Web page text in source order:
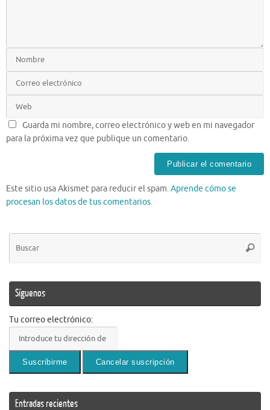
Guarda mi nombre, correo electrónico y web en mi navegador
para la próxima vez que publique un comentario.
Este sitio usa Akismet para reducir el spam.Aprende cómo se
procesan los datos de tus comentarios.
Síguenos
Tu correo electrónico:
Entradas recientes